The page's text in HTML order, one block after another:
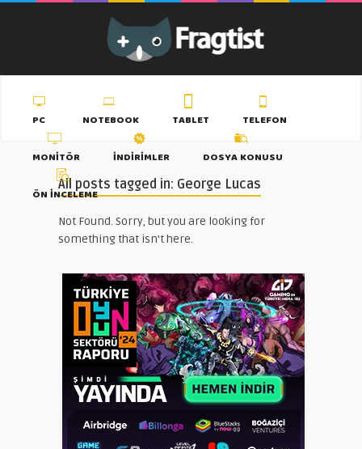
PC NOTEBOOK TABLET
TELEFON
MONITÖR
İNDIRIMLER
DOSYA KONUSU
ÖN İNCELEME
All posts tagged in: George Lucas
Not Found. Sorry, but you are looking for
something that isn't here.